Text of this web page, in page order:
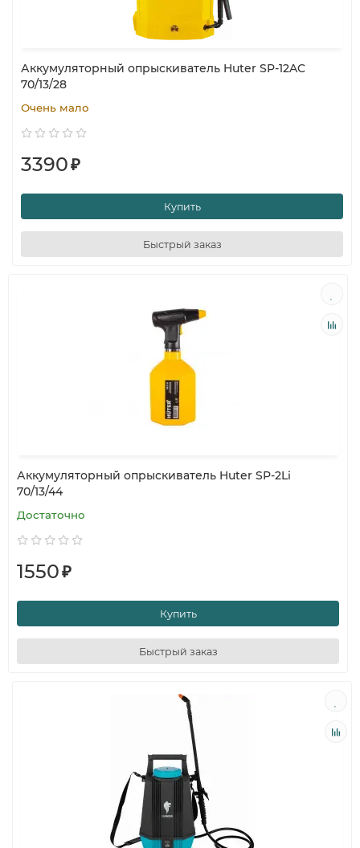
Аккумуляторный опрыскиватель Huter SP-12AC
70/13/28
Очень мало
3390₽
Купить
Быстрый заказ
Аккумуляторный опрыскиватель Huter SP-2Li
70/13/44
Достаточно
1550₽
Купить
Быстрый заказ